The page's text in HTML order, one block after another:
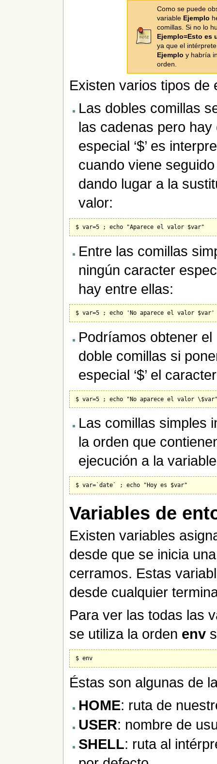
Como se puede
variable Ejemplo
comillas. Si no lo
Ejemplo=Esto es
ya que el
Ejemplo y habría
orden.
Existen varios tipos de
Las dobles comillas
las cadenas pero
especial ‘$’ es
cuando viene
dando lugar a la
valor:
Entre las comillas
ningún caracter
hay entre ellas:
Podríamos obtener
doble comillas si
especial ‘$’ el
Las comillas simples
la orden que
ejecución a la
Variables de
Existen variables
desde que se inicia
cerramos. Estas
desde cualquier
Para ver las todas las
se utiliza la orden env
Éstas son algunas de
HOME: ruta de
USER: nombre de
SHELL: ruta al